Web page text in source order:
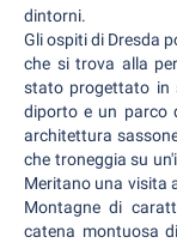
dintorni.
Gli ospiti di Dresda
che si trova alla
stato progettato in
diporto e un parco
architettura
che troneggia su
Meritano una visita
Montagne di
catena montuosa